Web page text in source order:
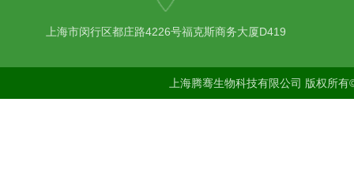
上海市闵行区都庄路4226号福克斯商务大厦D419
上海腾骞生物科技有限公司 版权所